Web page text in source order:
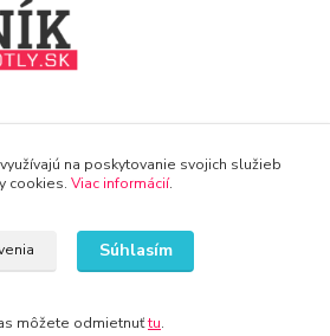
na poskytovanie svojich služieb
cookies. Viac informácií.
Súhlasím
môžete odmietnuťtu.